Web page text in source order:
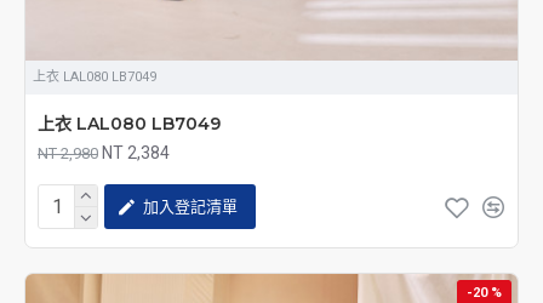
上衣 LAL080 LB7049
上衣 LAL080 LB7049
NT 2,980 NT 2,384
加入登記清單
-20 %